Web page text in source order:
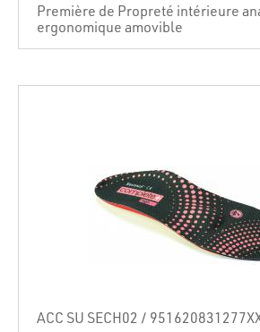
Première de Propreté intérieure
ergonomique amovible
ACC SU SECH02 /